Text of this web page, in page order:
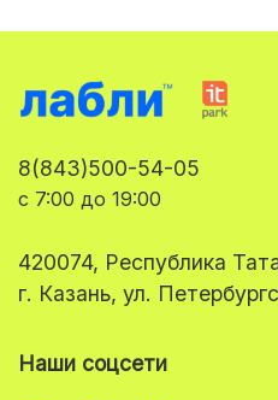
8(843)500-54-05
с 7:00 до 19:00
420074, Республика
г. Казань, ул.
Наши соцсети